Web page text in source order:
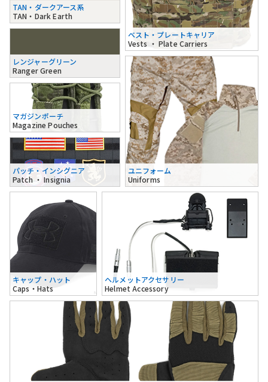
TAN・ダークアース系
TAN・Dark Earth
レンジャーグリーン
Ranger Green
ベスト・プレートキャリア
Vests ・ Plate Carriers
マガジンポーチ
Magazine Pouches
パッチ・インシグニア
Patch ・ Insignia
ユニフォーム
Uniforms
キャップ・ハット
Caps・Hats
ヘルメットアクセサリー
Helmet Accessory